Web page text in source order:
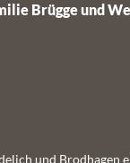
Brügge und
und Brodhagen